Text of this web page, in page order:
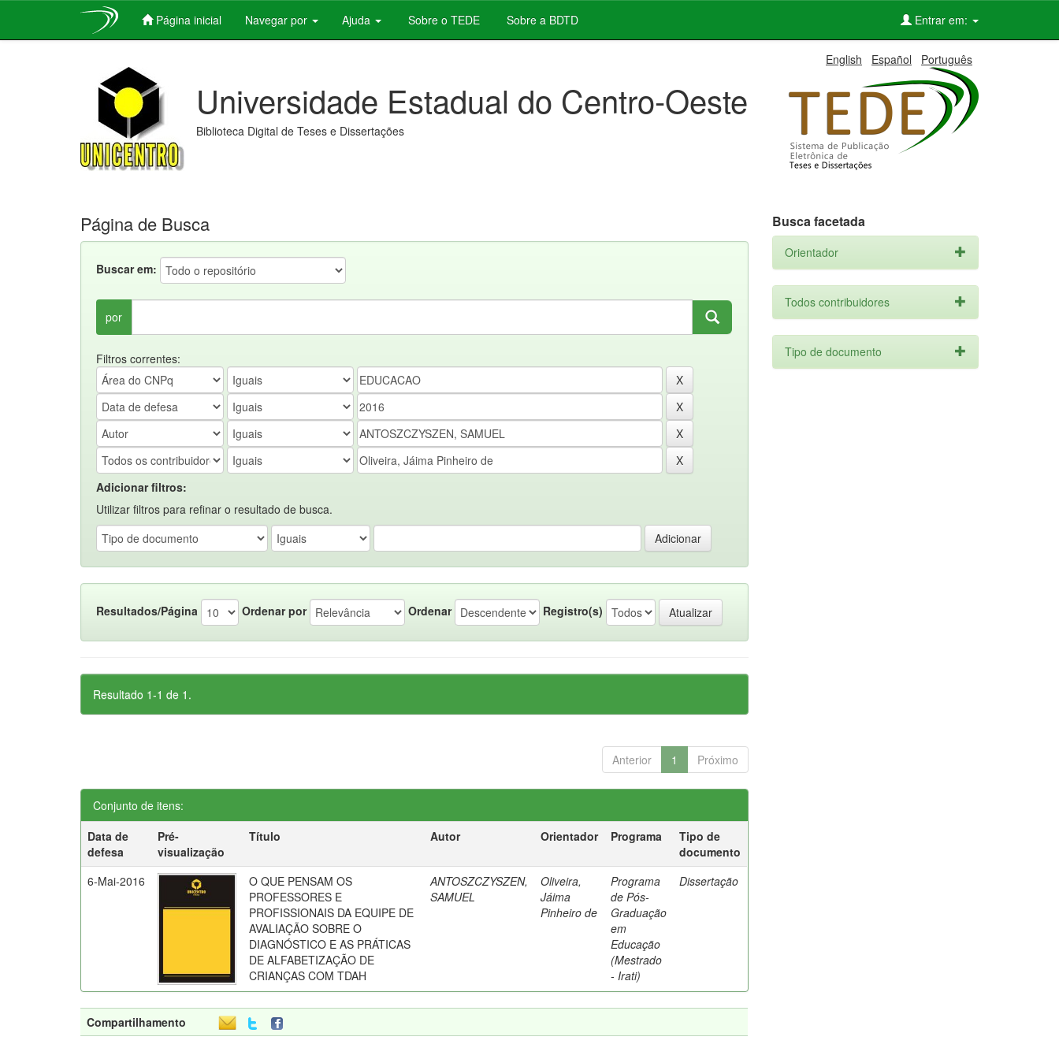
Página inicial Navegar por Ajuda Sobre o TEDE Sobre a BDTD Entrar em:
English Español Português
Universidade Estadual do Centro-Oeste
Biblioteca Digital de Teses e Dissertações
Página de Busca
Buscar em:
por
Filtros correntes:
Adicionar filtros:
Utilizar filtros para refinar o resultado de busca.
Resultados/Página Ordenar por Ordenar Registro(s)
Resultado 1-1 de 1.
Anterior 1 Próximo
Conjunto de itens:
Data de
defesa
Pré-
visualização
Título Autor Orientador Programa
Tipo de
documento
6-Mai-2016
O QUE PENSAM OS
PROFESSORES E
PROFISSIONAIS DA EQUIPE DE
AVALIAÇÃO SOBRE O
DIAGNÓSTICO E AS PRÁTICAS
DE ALFABETIZAÇÃO DE
CRIANÇAS COM TDAH
ANTOSZCZYSZEN,
SAMUEL
Oliveira,
Jáima
Pinheiro de
Programa
de Pós-
Graduação
em
Educação
(Mestrado
- Irati)
Dissertação
Compartilhamento
Busca facetada
Orientador
Todos contribuidores
Tipo de documento